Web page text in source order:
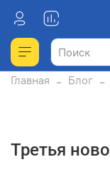
Главная Блог
Третья